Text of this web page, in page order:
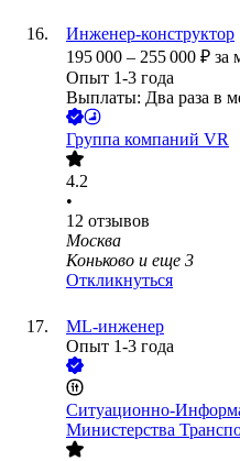
Инженер-конструктор
195 000 – 255 000 ₽ за
Опыт 1-3 года
Выплаты: Два раза в
Группа компаний VR
4.2
•
12 отзывов
Москва
Коньково и еще 3
Откликнуться
ML-инженер
Опыт 1-3 года
Ситуационно-
Министерства